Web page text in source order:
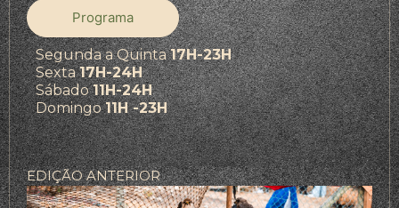
Programa
Segunda a Quinta17H-23H
Sexta17H-24H
Sábado11H-24H
Domingo11H -23H
EDIÇÃO ANTERIOR